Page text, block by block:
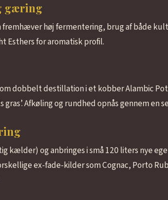
gæring
høj fermentering, brug af både
Esthers for aromatisk profil.
dobbelt destillation i et kobber Alambic
gras’. Afkøling og rundhed opnås gennem en
kælder) og anbringes i små 120 liters nye
ex-fade-kilder som Cognac, Porto